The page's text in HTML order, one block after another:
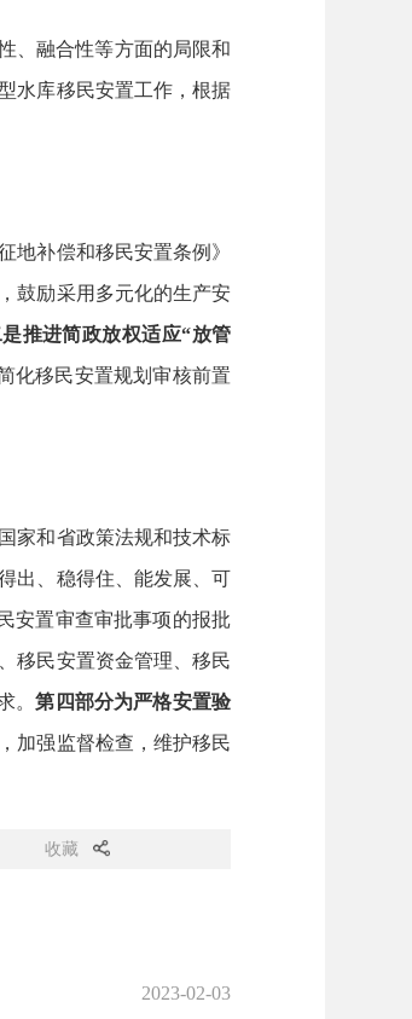
、融合性等方面的局限和
水库移民安置工作，根据
地补偿和移民安置条例》
鼓励采用多元化的生产安
是推进简政放权适应“放管
化移民安置规划审核前置
家和省政策法规和技术标
出、稳得住、能发展、可
安置审查审批事项的报批
移民安置资金管理、移民
。第四部分为严格安置验
加强监督检查，维护移民
收藏
2023-02-03